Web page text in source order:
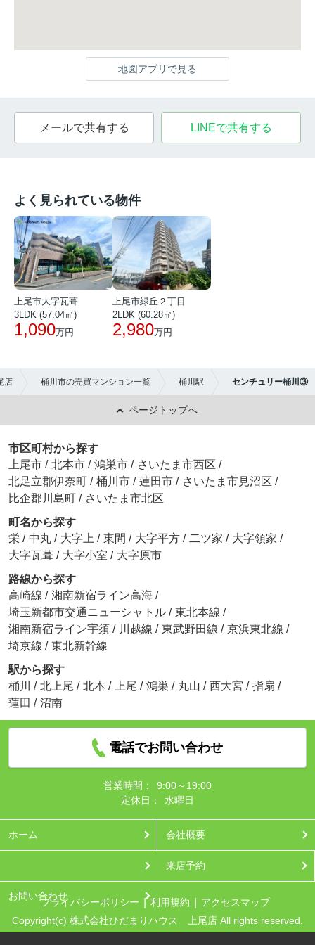
地図アプリで見る
メールで共有する LINEで共有する
よく見られている物件
上尾市大字瓦葺
3LDK (57.04㎡)
1,090万円
上尾市緑丘２丁目
2LDK (60.28㎡)
2,980万円
店 桶川市の売買マンション一覧 桶川駅 センチュリー桶川③
ページトップへ
市区町村から探す
上尾市 / 北本市 / 鴻巣市 / さいたま市西区 /
北足立郡伊奈町 / 桶川市 / 蓮田市 / さいたま市見沼区 /
比企郡川島町 / さいたま市北区
町名から探す
栄 / 中丸 / 大字上 / 東間 / 大字平方 / 二ツ家 / 大字領家 /
大字瓦葺 / 大字小室 / 大字原市
路線から探す
高崎線 / 湘南新宿ライン高海 /
埼玉新都市交通ニューシャトル / 東北本線 /
湘南新宿ライン宇須 / 川越線 / 東武野田線 / 京浜東北線 /
埼京線 / 東北新幹線
駅から探す
桶川
/ 北上尾 / 北本 / 上尾 / 鴻巣 / 丸山 / 西大宮 / 指扇 /
蓮田 / 沼南
電話でお問い合わせ
営業時間：
9:00～19:00
定休日：
水曜日
ホーム 会社概要
お問い合わせ
来店予約
プライバシーポリシー 利用規約
アクセスマップ
Copyright(c) 株式会社ひだまりハウス 上尾店 All rights reserved.